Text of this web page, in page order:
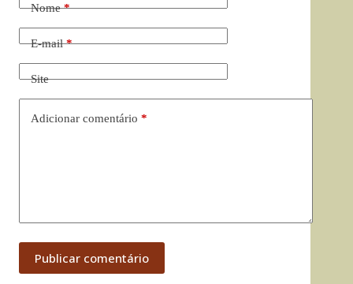
Nome*
E-mail*
Site
Adicionar comentário *
Publicar comentário